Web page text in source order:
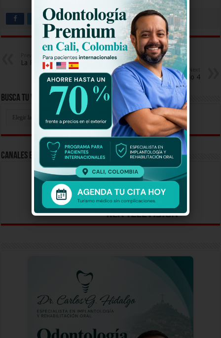
Previous
La Pola Capitulo 68
La Doña Capitulo 4
Busca Tu Video Aqui
Aqui
Canales En Vivo